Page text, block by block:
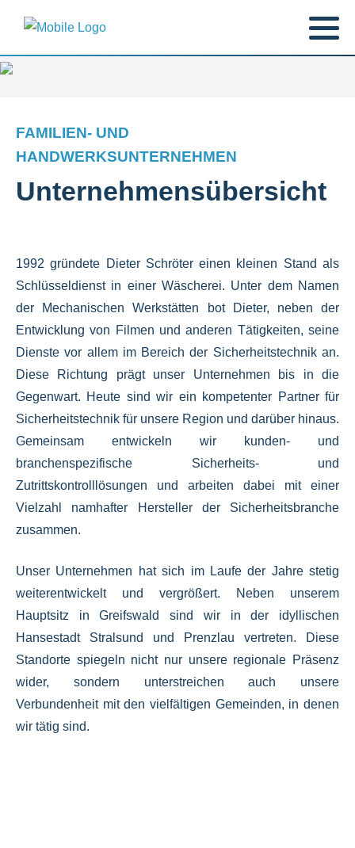
FAMILIEN- UND
HANDWERKSUNTERNEHMEN
Unternehmensübersicht
1992 gründete Dieter Schröter einen kleinen Stand als
Schlüsseldienst in einer Wäscherei. Unter dem Namen
der Mechanischen Werkstätten bot Dieter, neben der
Entwicklung von Filmen und anderen Tätigkeiten, seine
Dienste vor allem im Bereich der Sicherheitstechnik an.
Diese Richtung prägt unser Unternehmen bis in die
Gegenwart. Heute sind wir ein kompetenter Partner für
Sicherheitstechnik für unsere Region und darüber hinaus.
Gemeinsam entwickeln wir kunden- und
branchenspezifische Sicherheits- und
Zutrittskontrolllösungen und arbeiten dabei mit einer
Vielzahl namhafter Hersteller der Sicherheitsbranche
zusammen.
Unser Unternehmen hat sich im Laufe der Jahre stetig
weiterentwickelt und vergrößert. Neben unserem
Hauptsitz in Greifswald sind wir in der idyllischen
Hansestadt Stralsund und Prenzlau vertreten. Diese
Standorte spiegeln nicht nur unsere regionale Präsenz
wider, sondern unterstreichen auch unsere
Verbundenheit mit den vielfältigen Gemeinden, in denen
wir tätig sind.